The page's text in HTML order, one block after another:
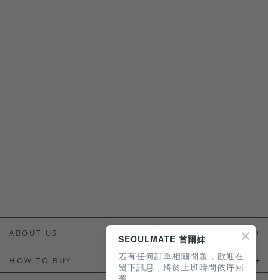
ABOUT US
HOW TO BUY
SEOULMATE 首爾妹
若有任何訂單相關問題，歡迎在
留下訊息，將於上班時間依序回